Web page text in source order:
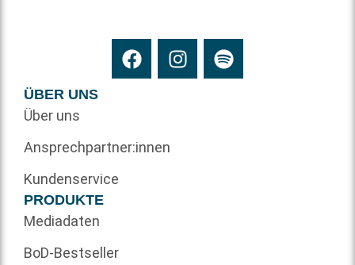
ÜBER UNS
Über uns
Ansprechpartner:innen
Kundenservice
PRODUKTE
Mediadaten
BoD-Bestseller